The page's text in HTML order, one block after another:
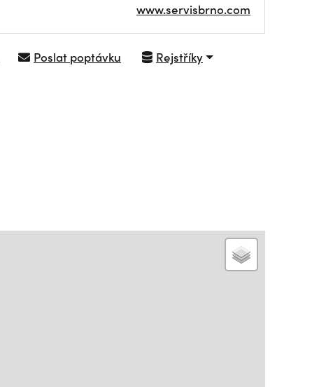
www.servisbrno.com
Poslat poptávku Rejstříky